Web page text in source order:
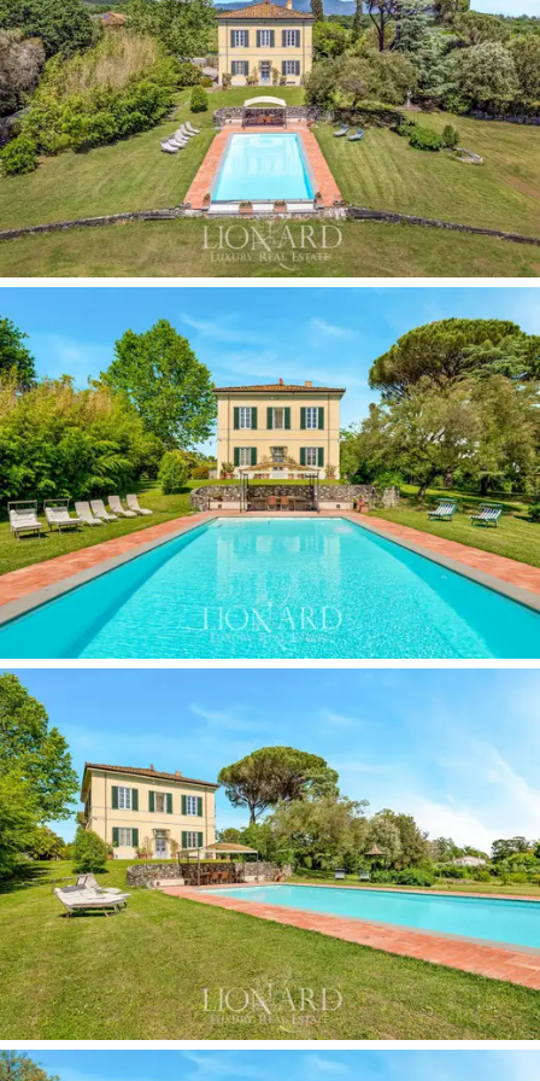
planta baja se completa con un lavadero, una sala
técnica, un trastero y un baño. La primera planta está
dedicada a lazona de noche, con cuatro dormitorios,
dos de ellos con baño en suite, un estudio y otro baño.
El nivel del ático, actualmente utilizado como
almacenamiento, ofrece más espacio versátil. Al subir al
sótano se descubre una bonitataberna con bóvedas
de ladrillo. Aquí hay una sala de relajación con chimenea
y una sala de juegos con sala de billar.
La villa está rodeada por 3,3 hectáreas de terreno
privado. Unaespléndida piscina desbordanterodeada
de vegetación, rodeada de un cuidado césped y
equipada con solárium y cenador, es el rincón de relax
perfecto para el tiempo libre en la total intimidad de su
propia casa. Junto a la piscina, se encuentran salas de
apoyo, servicios de la casa, vestuarios y sauna. A su
alrededor hay13.000 m2 de viñedos y 10.000 m2 de
olivares. La propiedad incluye unanexo de
aproximadamente 440 m2que una renovación podría
devolverle su esplendor original, con unapartamento
para el conserje en el primer piso, así como un garaje,
un invernadero y otras habitaciones de servicio en la
planta baja.
Esta villa representa una oportunidad única para
quienes desean vivir en unaprestigiosa residencia con
valor histórico, inmersa en la belleza de la campiña
toscana. La combinación de comodidades modernas,
detalles artísticos y una ubicación privilegiada cerca de
Lucca hacen de esta propiedad una inversión
excepcional.